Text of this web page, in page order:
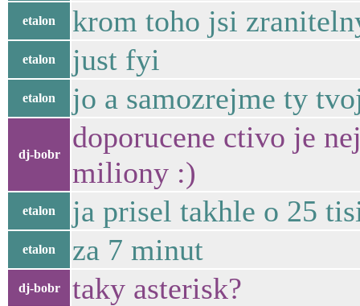
etalon krom toho jsi
etalon just fyi
etalon jo a samozrejme ty
dj-bobr
doporucene ctivo je
miliony :)
etalon ja prisel takhle o 25
etalon za 7 minut
dj-bobr taky asterisk?